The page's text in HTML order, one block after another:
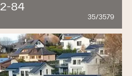
84
35/3579